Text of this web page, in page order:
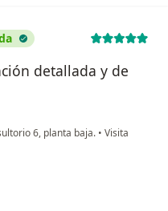
detallada y de
6, planta baja. • Visita